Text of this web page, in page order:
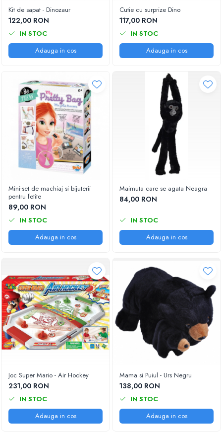
Kit de sapat - Dinozaur
122,00 RON
IN STOC
Adauga in cos
Cutie cu surprize Dino
117,00 RON
IN STOC
Adauga in cos
Mini-set de machiaj si bijuterii
pentru fetite
89,00 RON
IN STOC
Adauga in cos
Maimuta care se agata Neagra
84,00 RON
IN STOC
Adauga in cos
Joc Super Mario - Air Hockey
231,00 RON
IN STOC
Adauga in cos
Mama si Puiul - Urs Negru
138,00 RON
IN STOC
Adauga in cos